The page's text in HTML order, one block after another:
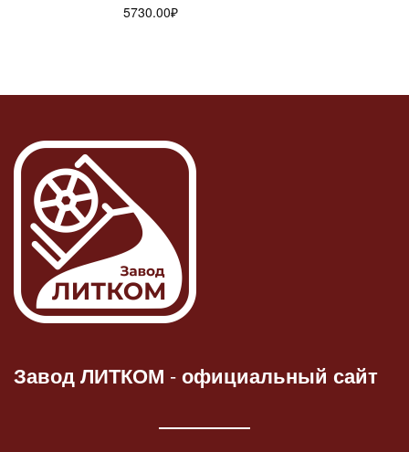
5730.00₽
Завод ЛИТКОМ -официальный сайт